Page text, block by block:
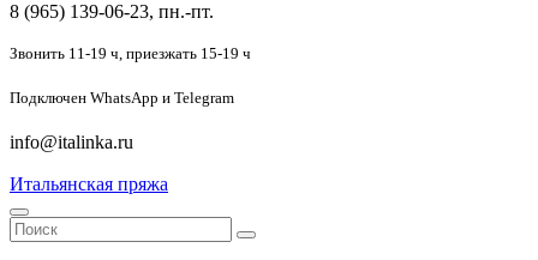
8 (965) 139-06-23, пн.-пт.
Звонить 11-19 ч, приезжать 15-19 ч
Подключен WhatsApp и Telegram
info@italinka.ru
Итальянская пряжа